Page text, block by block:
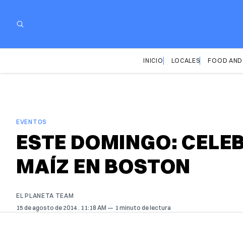
INICIO LOCALES FOOD
EVENTOS
ESTE DOMINGO:
MAÍZ EN BOSTON
EL PLANETA TEAM
15 de agosto de 2014 . 11:18 AM 1 minuto de lectura